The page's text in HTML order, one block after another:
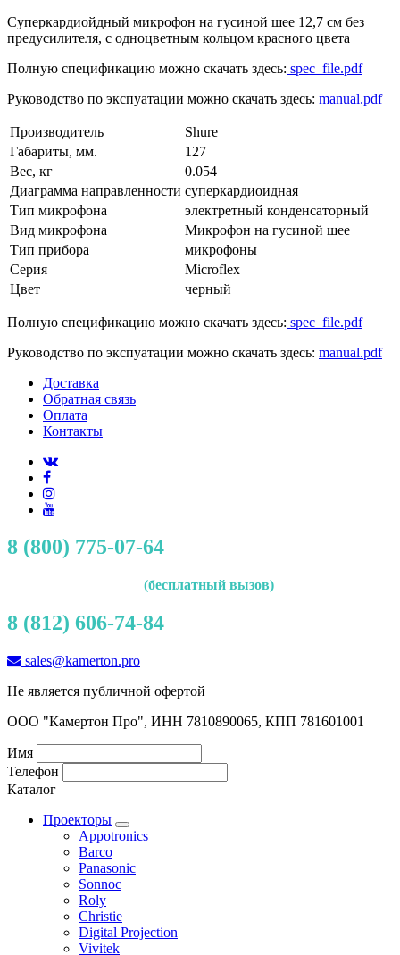
Суперкардиойдный микрофон на гусиной шее 12,7 см без
предусилителя, с одноцветным кольцом красного цвета
Полную спецификацию можно скачать здесь: spec_file.pdf
Руководство по экспуатации можно скачать здесь: manual.pdf
Производитель
Shure
Габариты, мм.
127
Вес, кг
0.054
Диаграмма направленности суперкардиоидная
Тип микрофона
электретный конденсаторный
Вид микрофона
Микрофон на гусиной шее
Тип прибора
микрофоны
Серия
Microflex
Цвет
черный
Полную спецификацию можно скачать здесь: spec_file.pdf
Руководство по экспуатации можно скачать здесь: manual.pdf
Доставка
Обратная связь
Оплата
Контакты
8 (800) 775-07-64
(бесплатный вызов)
8 (812) 606-74-84
sales@kamerton.pro
Не является публичной офертой
ООО "Камертон Про", ИНН 7810890065, КПП 781601001
Имя
Телефон
Каталог
Проекторы
Appotronics
Barco
Panasonic
Sonnoc
Roly
Christie
Digital Projection
Vivitek